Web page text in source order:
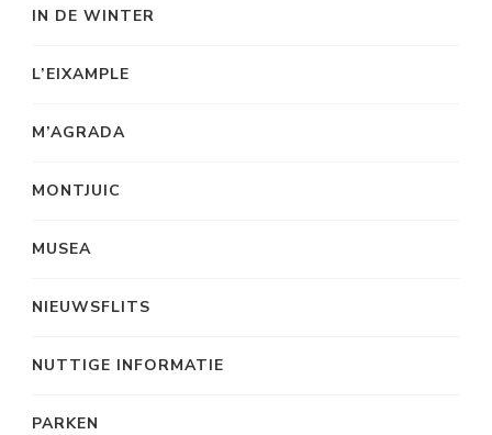
IN DE WINTER
L’EIXAMPLE
M’AGRADA
MONTJUIC
MUSEA
NIEUWSFLITS
NUTTIGE INFORMATIE
PARKEN